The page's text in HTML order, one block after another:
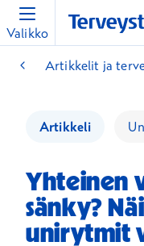
Valikko
Artikkelit ja
Artikkeli
Yhteinen
sänky?
unirytmit